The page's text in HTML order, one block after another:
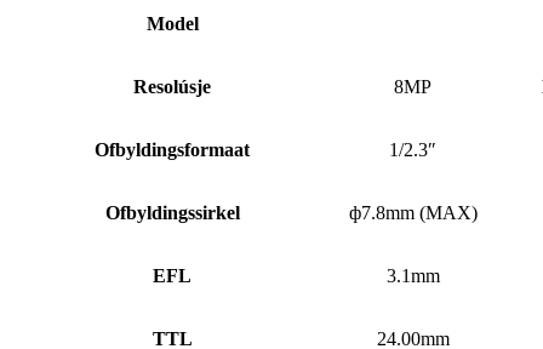
Model
Resolúsje 8MP
Ofbyldingsformaat 1/2.3″
Ofbyldingssirkel ф7.8mm (MAX)
EFL 3.1mm
TTL 24.00mm